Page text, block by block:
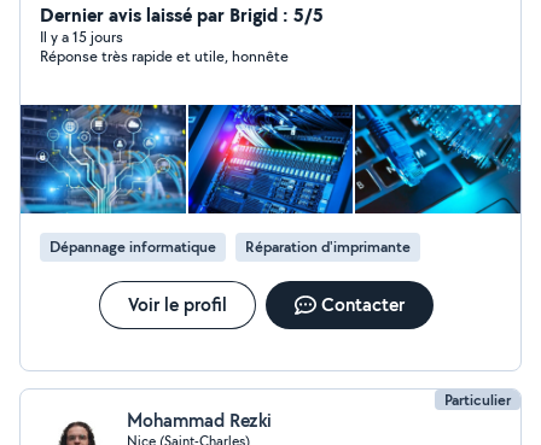
Problèmes réseaux (internet, wifi) Imprimante
Ordinateur fixe et portable (Windows / Mac) Levée de
doute et nettoyage en cas d'intrusion (virus,
application Sécurisation du réseau et des équipements
connectés Formation concernant la bonne utilisation
des équipements (ordinateur, imprimante, logiciels)
Activation de la suite office 365 Pourquoi me choisir :
Prix clair Intervention rapide Solution adaptée selon la
problématique rencontrée
Dernier avis laissé par Brigid : 5/5
Il y a 15 jours
Réponse très rapide et utile, honnête
Dépannage informatique Réparation d'imprimante
Voir le profil Contacter
Particulier
Mohammad Rezki
Nice (Saint-Charles)